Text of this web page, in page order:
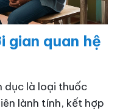
gian quan hệ
dục là loại thuốc
lành tính, kết hợp